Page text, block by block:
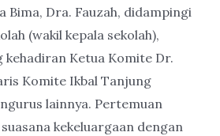
Bima, Dra. Fauzah, didampingi
(wakil kepala sekolah),
kehadiran Ketua Komite Dr.
Komite Ikbal Tanjung
lainnya. Pertemuan
kekeluargaan dengan